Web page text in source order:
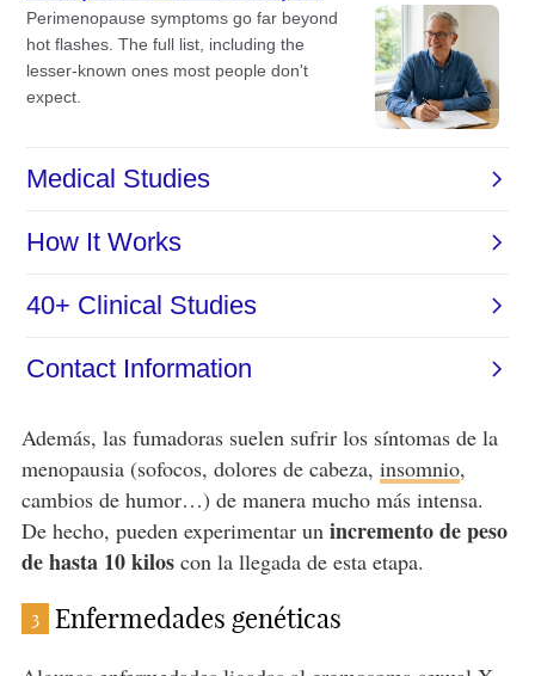
Además, las fumadoras suelen sufrir los síntomas de la
menopausia (sofocos, dolores de cabeza, insomnio,
cambios de humor…) de manera mucho más intensa.
De hecho, pueden experimentar un incremento de peso
de hasta 10 kiloscon la llegada de esta etapa.
3 Enfermedades genéticas